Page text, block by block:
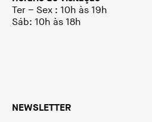
Ter – Sex : 10h às 19h
Sáb: 10h às 18h
NEWSLETTER